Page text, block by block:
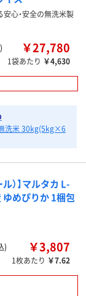
安心・安全の無洗米製
￥27,780
1袋あたり ￥4,630
無洗米 30kg(5kg×6
）】マルタカ L-
めぴりか 1梱包
)
￥3,807
1枚あたり ￥7.62